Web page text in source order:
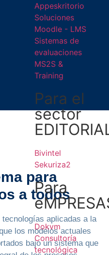
Appeskritorio
Soluciones
Moodle - LMS
Sistemas de
evaluaciones
MS2S &
Training
Para el
sector
Bivintel
Sekuriza2
Para
Dokvm
Consultoría
tecnológica
para
a todos
aplicadas a la
los modelos actuales
bajo un sistema que